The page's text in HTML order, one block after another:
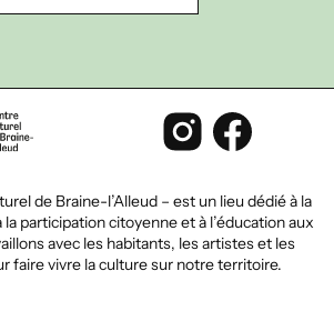
de Braine-l’Alleud – est un lieu dédié à la
participation citoyenne et à l’éducation aux
avec les habitants, les artistes et les
faire vivre la culture sur notre territoire.